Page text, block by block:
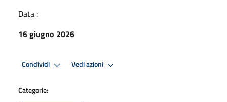
Data :
16 giugno 2026
Condividi Vedi azioni
Categorie: